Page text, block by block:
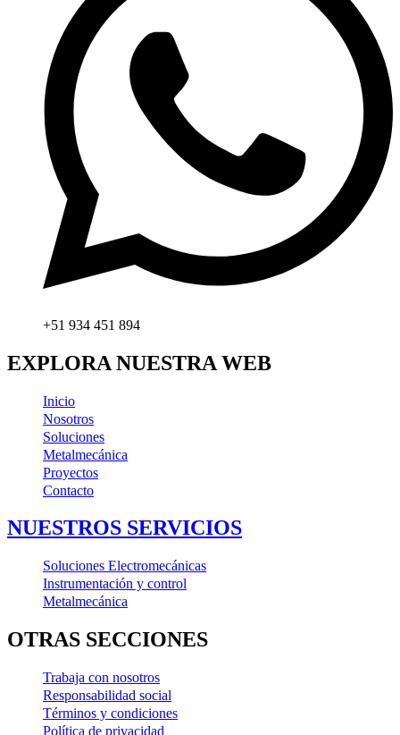
+51 934 451 894
EXPLORA NUESTRA WEB
Inicio
Nosotros
Soluciones
Metalmecánica
Proyectos
Contacto
NUESTROS SERVICIOS
Soluciones Electromecánicas
Instrumentación y control
Metalmecánica
OTRAS SECCIONES
Trabaja con nosotros
Responsabilidad social
Términos y condiciones
Política de privacidad